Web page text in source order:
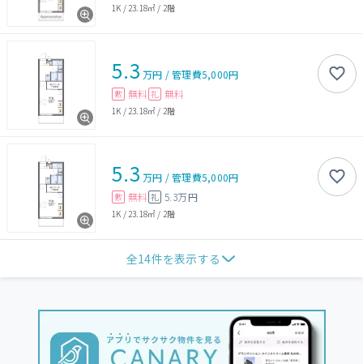
1K / 23.18㎡ / 2階
5.3 万円 /管理費5,000円
敷 無料 礼 無料
1K / 23.18㎡ / 2階
5.3 万円 /管理費5,000円
敷 無料 礼 5.3万円
1K / 23.18㎡ / 2階
全14件を表示する